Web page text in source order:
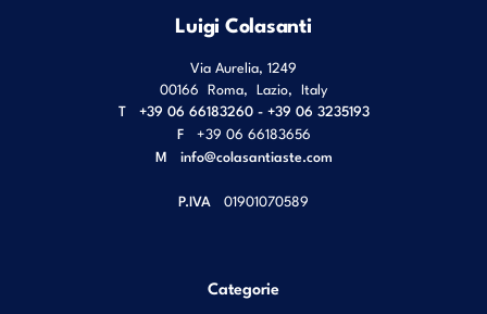
Luigi Colasanti
Via Aurelia, 1249
00166 Roma Lazio Italy
T
+39 06 66183260 - +39 06 3235193
F
+39 06 66183656
M info@colasantiaste.com
P.IVA 01901070589
Categorie